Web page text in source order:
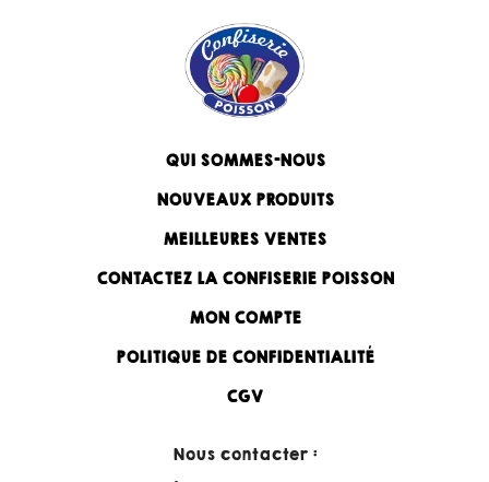
QUI SOMMES-NOUS
NOUVEAUX PRODUITS
MEILLEURES VENTES
CONTACTEZ LA CONFISERIE POISSON
MON COMPTE
POLITIQUE DE CONFIDENTIALITÉ
CGV
Nous contacter :